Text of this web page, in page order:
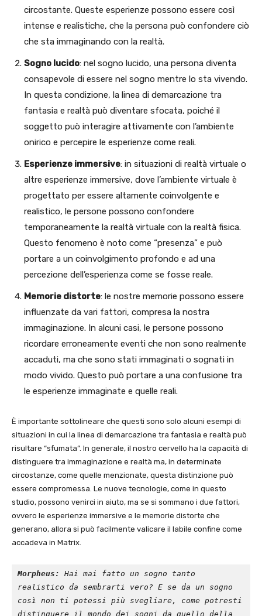
circostante. Queste esperienze possono essere così
intense e realistiche, che la persona può confondere ciò
che sta immaginando con la realtà.
Sogno lucido: nel sogno lucido, una persona diventa
consapevole di essere nel sogno mentre lo sta vivendo.
In questa condizione, la linea di demarcazione tra
fantasia e realtà può diventare sfocata, poiché il
soggetto può interagire attivamente con l’ambiente
onirico e percepire le esperienze come reali.
Esperienze immersive: in situazioni di realtà virtuale o
altre esperienze immersive, dove l’ambiente virtuale è
progettato per essere altamente coinvolgente e
realistico, le persone possono confondere
temporaneamente la realtà virtuale con la realtà fisica.
Questo fenomeno è noto come “presenza” e può
portare a un coinvolgimento profondo e ad una
percezione dell’esperienza come se fosse reale.
Memorie distorte: le nostre memorie possono essere
influenzate da vari fattori, compresa la nostra
immaginazione. In alcuni casi, le persone possono
ricordare erroneamente eventi che non sono realmente
accaduti, ma che sono stati immaginati o sognati in
modo vivido. Questo può portare a una confusione tra
le esperienze immaginate e quelle reali.
È importante sottolineare che questi sono solo alcuni esempi di
situazioni in cui la linea di demarcazione tra fantasia e realtà può
risultare “sfumata”. In generale, il nostro cervello ha la capacità di
distinguere tra immaginazione e realtà ma, in determinate
circostanze, come quelle menzionate, questa distinzione può
essere compromessa. Le nuove tecnologie, come in questo
studio, possono venirci in aiuto, ma se si sommano i due fattori,
ovvero le esperienze immersive e le memorie distorte che
generano, allora si può facilmente valicare il labile confine come
accadeva in Matrix.
Morpheus:
Hai mai fatto un sogno tanto
realistico da sembrarti vero? E se da un sogno
così non ti potessi più svegliare, come potresti
distinguere il mondo dei sogni da quello della